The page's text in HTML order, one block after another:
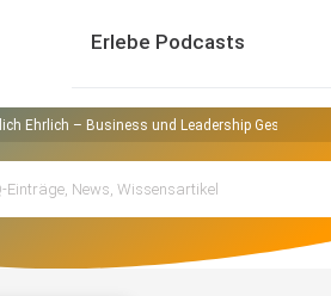
Erlebe Podcasts
Ehrlich – Business und Leadership